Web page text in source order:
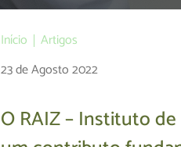
Início
Artigos
23 de Agosto 2022
O RAIZ – Instituto